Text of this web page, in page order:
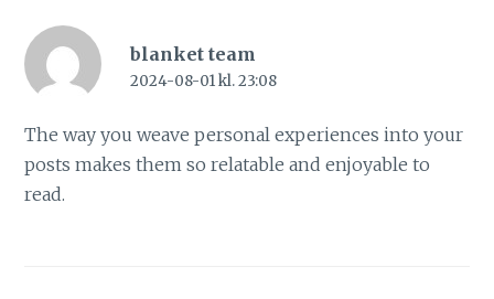
blanket team
2024-08-01 kl. 23:08
The way you weave personal experiences into your
posts makes them so relatable and enjoyable to
read.